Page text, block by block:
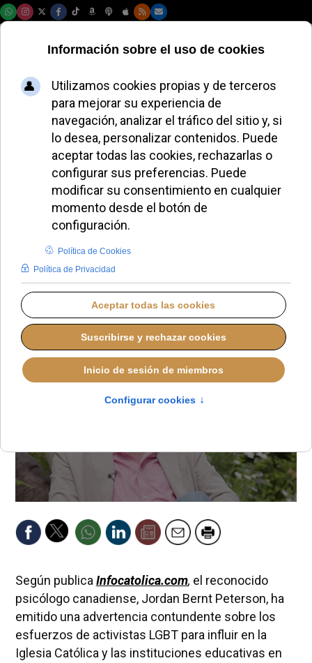
Jordan Peterson
advierte que la
agenda LGBT busca
"destruir" la Iglesia
Católica
LUNES, 25 SEPTIEMBRE 2023 16:28
Según publicaInfocatolica.com, el reconocido
psicólogo canadiense, Jordan Bernt Peterson, ha
emitido una advertencia contundente sobre los
esfuerzos de activistas LGBT para influir en la
Iglesia Católica y las instituciones educativas en